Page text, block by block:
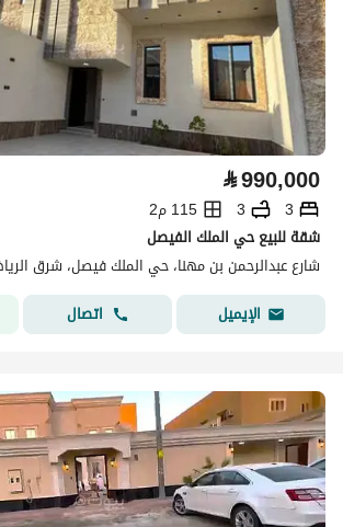
⃁990,000
3
3
115 م2
شقة للبيع حي الملك الفيصل
شارع عبدالرحمن بن مهنا، حي الملك فيصل، شرق
الإيميل
اتصال